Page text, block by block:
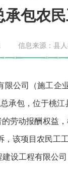
承包农
信息来源：县
司（施工企
承包，位于桃
动报酬权益，
该项目农民工
设工程有限公司